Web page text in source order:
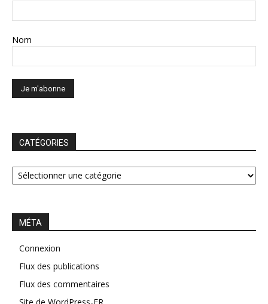
Nom
CATÉGORIES
CATÉGORIES
MÉTA
Connexion
Flux des publications
Flux des commentaires